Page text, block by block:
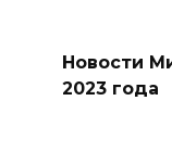
Новости
2023 года